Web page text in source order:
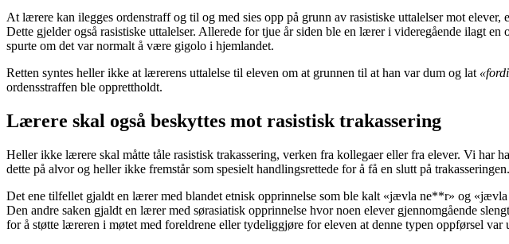
At lærere kan ilegges ordenstraff og til og med sies opp på grunn av rasistiske uttalelser mot
Dette gjelder også rasistiske uttalelser. Allerede for tjue år siden ble en lærer i videregående ilagt
spurte om det var normalt å være gigolo i hjemlandet.
Retten syntes heller ikke at lærerens uttalelse til eleven om at grunnen til at han var dum og lat
ordensstraffen ble opprettholdt.
Lærere skal også beskyttes mot rasistisk trakassering
Heller ikke lærere skal måtte tåle rasistisk trakassering, verken fra kollegaer eller fra elever. Vi har
dette på alvor og heller ikke fremstår som spesielt handlingsrettede for å få en slutt på
Det ene tilfellet gjaldt en lærer med blandet etnisk opprinnelse som ble kalt «jævla ne**r» og
Den andre saken gjaldt en lærer med sørasiatisk opprinnelse hvor noen elever gjennomgående
for å støtte læreren i møtet med foreldrene eller tydeliggjøre for eleven at denne typen oppførsel var